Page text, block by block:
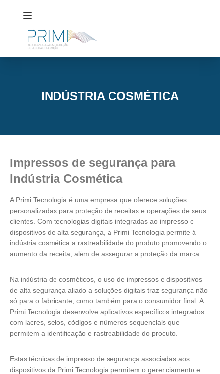
INDÚSTRIA COSMÉTICA
Impressos de segurança para
Indústria Cosmética
A Primi Tecnologia é uma empresa que oferece soluções
personalizadas para proteção de receitas e operações de seus
clientes. Com tecnologias digitais integradas ao impresso e
dispositivos de alta segurança, a Primi Tecnologia permite à
indústria cosmética a rastreabilidade do produto promovendo o
aumento da receita, além de assegurar a proteção da marca.
Na indústria de cosméticos, o uso de impressos e dispositivos
de alta segurança aliado a soluções digitais traz segurança não
só para o fabricante, como também para o consumidor final. A
Primi Tecnologia desenvolve aplicativos específicos integrados
com lacres, selos, códigos e números sequenciais que
permitem a identificação e rastreabilidade do produto.
Estas técnicas de impresso de segurança associadas aos
dispositivos da Primi Tecnologia permitem o gerenciamento e